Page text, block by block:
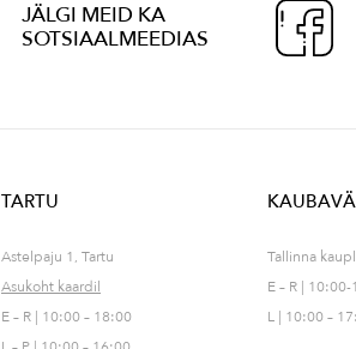
JÄLGI MEID KA
SOTSIAALMEEDIAS
TARTU
Astelpaju 1, Tartu
Asukoht kaardil
E – R | 10:00 – 18:00
Tallinna
E – R |
L | 10:00 –